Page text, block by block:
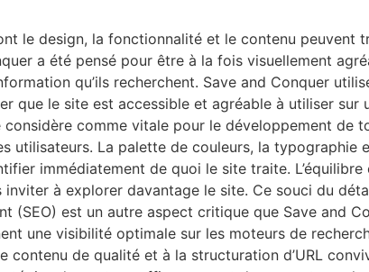
le design, la fonctionnalité et le contenu peuvent
a été pensé pour être à la fois visuellement
qu’ils recherchent. Save and Conquer
que le site est accessible et agréable à utiliser sur
comme vitale pour le développement de
utilisateurs. La palette de couleurs, la typographie
immédiatement de quoi le site traite. L’équilibre
à explorer davantage le site. Ce souci du
(SEO) est un autre aspect critique que Save and
une visibilité optimale sur les moteurs de
de qualité et à la structuration d’URL